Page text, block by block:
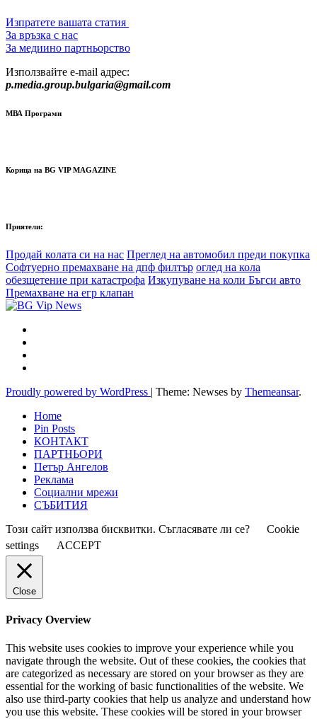
Изпратете вашата статия
За връзка с нас
За медиино партньорство
Използвайте e-mail адрес:
p.media.group.bulgaria@gmail.com
МВА Програми
Корица на BG VIP MAGAZINE
Приятели:
Продай колата си на нас Преглед на автомобил преди покупка
Софтуерно премахване на дпф филтър оглед на кола
обезщетение при катастрофа Изкупуване на коли Бъгси авто
Премахване на егр клапан
Proudly powered by WordPress | Theme: Newses by Themeansar.
Home
Pin Posts
КОНТАКТ
ПАРТНЬОРИ
Петър Ангелов
Реклама
Социални мрежи
СЪБИТИЯ
Този сайт използва бисквитки. Съгласявате ли се?
Cookie
settings
ACCEPT
Close
Privacy Overview
This website uses cookies to improve your experience while you
navigate through the website. Out of these cookies, the cookies that
are categorized as necessary are stored on your browser as they are
essential for the working of basic functionalities of the website. We
also use third-party cookies that help us analyze and understand how
you use this website. These cookies will be stored in your browser